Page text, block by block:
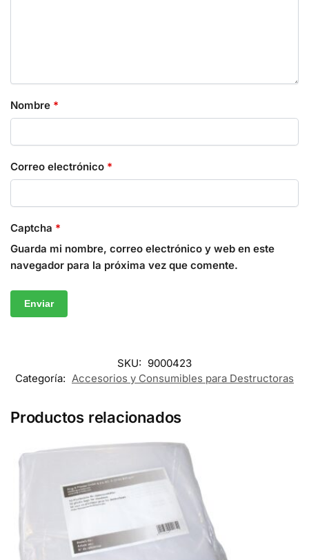
Nombre *
Correo electrónico *
Captcha *
Guarda mi nombre, correo electrónico y web en este
navegador para la próxima vez que comente.
SKU: 9000423
Categoría: Accesorios y Consumibles para Destructoras
Productos relacionados